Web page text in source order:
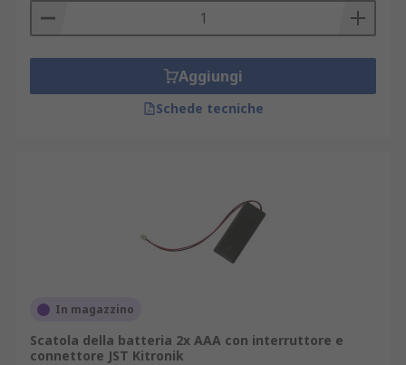
Aggiungi
Schede tecniche
In magazzino
Scatola della batteria 2x AAA con interruttore e
connettore JST Kitronik